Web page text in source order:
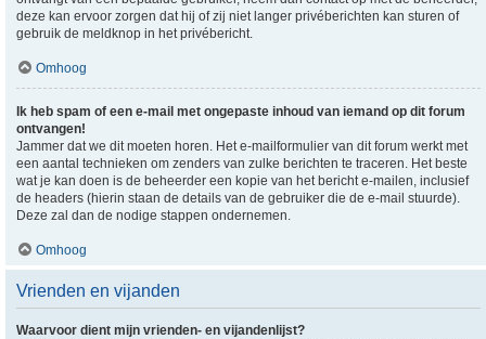
deze kan ervoor zorgen dat hij of zij niet langer privéberichten kan sturen of
gebruik de meldknop in het privébericht.
Omhoog
Ik heb spam of een e-mail met ongepaste inhoud van iemand op dit forum
ontvangen!
Jammer dat we dit moeten horen. Het e-mailformulier van dit forum werkt met
een aantal technieken om zenders van zulke berichten te traceren. Het beste
wat je kan doen is de beheerder een kopie van het bericht e-mailen, inclusief
de headers (hierin staan de details van de gebruiker die de e-mail stuurde).
Deze zal dan de nodige stappen ondernemen.
Omhoog
Vrienden en vijanden
Waarvoor dient mijn vrienden- en vijandenlijst?